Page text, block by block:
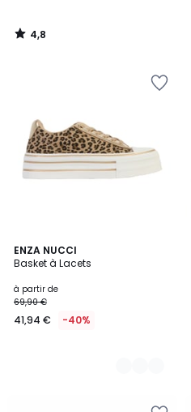
4,8
/
ENZA NUCCI
Basket à Lacets
à partir de
69,90 €
41,94 € -40%
2
Couleurs